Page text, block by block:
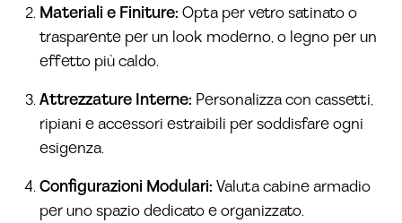
Materiali e Finiture: Opta per vetro satinato o
trasparente per un look moderno, o legno per un
effetto più caldo.
Attrezzature Interne: Personalizza con cassetti,
ripiani e accessori estraibili per soddisfare ogni
esigenza.
Configurazioni Modulari: Valuta cabine armadio
per uno spazio dedicato e organizzato.